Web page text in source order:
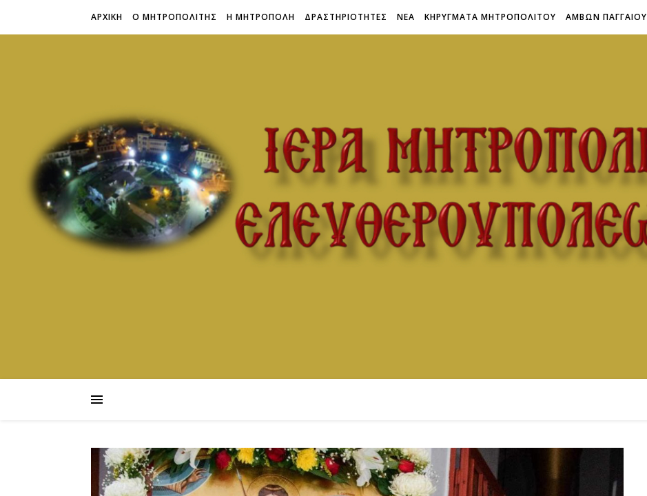
ΑΡΧΙΚΗ Ο ΜΗΤΡΟΠΟΛΙΤΗΣ Η ΜΗΤΡΟΠΟΛΗ ΔΡΑΣΤΗΡΙΟΤΗΤΕΣ ΝΕΑ ΚΗΡΥΓΜΑΤΑ ΜΗΤΡΟΠΟΛΙΤΟΥ ΑΜΒΩΝ ΠΑΓΓΑΙΟΥ